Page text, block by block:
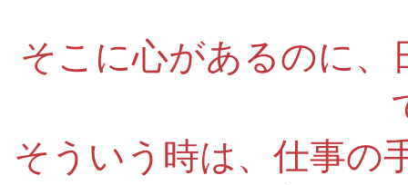
そこに心があるのに
そういう時は、仕事の